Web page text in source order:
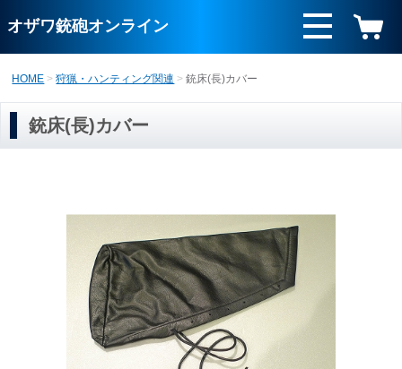
オザワ銃砲オンライン
HOME 狩猟・ハンティング関連 銃床(長)カバー
銃床(長)カバー